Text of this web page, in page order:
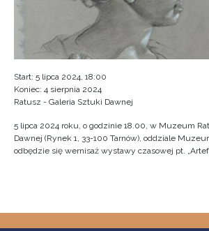
Start: 5 lipca 2024, 18:00
Koniec: 4 sierpnia 2024
Ratusz - Galeria Sztuki Dawnej
5 lipca 2024 roku, o godzinie 18.00, w Muzeum
Dawnej (Rynek 1, 33-100 Tarnów), oddziale
odbędzie się wernisaż wystawy czasowej pt.